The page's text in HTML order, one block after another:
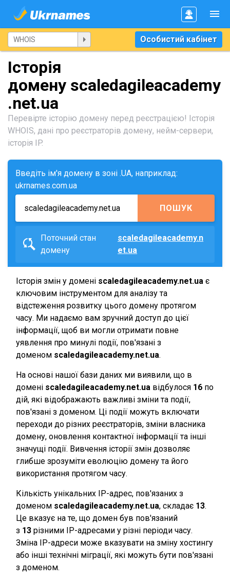
Особистий кабінет
Історія
домену scaledagileacademy
.net.ua
Перевірте історію домену перед реєстрацією! Історія
WHOIS, дані про реєстраторів домену, нейм-сервери,
історія IP.
Введіть ім'я домену в зоні .UA, наприклад:
ukrnames.com.ua
ПОШУК
Поточний стан
домену
scaledagileacademy.n
et.ua
Історія змін у домені scaledagileacademy.net.ua є
ключовим інструментом для аналізу та
відстеження розвитку цього домену протягом
часу. Ми надаємо вам зручний доступ до цієї
інформації, щоб ви могли отримати повне
уявлення про минулі події, пов'язані з
доменом scaledagileacademy.net.ua.
На основі нашої бази даних ми виявили, що в
домені scaledagileacademy.net.ua відбулося 16 по
дій, які відображають важливі зміни та події,
пов'язані з доменом. Ці події можуть включати
переходи до різних реєстраторів, зміни власника
домену, оновлення контактної інформації та інші
значущі події. Вивчення історії змін дозволяє
глибше зрозуміти еволюцію домену та його
використання протягом часу.
Кількість унікальних IP-адрес, пов'язаних з
доменом scaledagileacademy.net.ua, складає 13.
Це вказує на те, що домен був пов'язаний
з 13 різними IP-адресами у різні періоди часу.
Зміна IP-адреси може вказувати на зміну хостингу
або інші технічні міграції, які можуть бути пов'язані
з доменом.